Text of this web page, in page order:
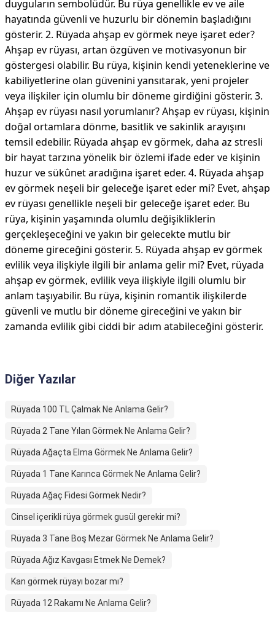
duyguların sembolüdür. Bu rüya genellikle ev ve aile
hayatında güvenli ve huzurlu bir dönemin başladığını
gösterir. 2. Rüyada ahşap ev görmek neye işaret eder?
Ahşap ev rüyası, artan özgüven ve motivasyonun bir
göstergesi olabilir. Bu rüya, kişinin kendi yeteneklerine ve
kabiliyetlerine olan güvenini yansıtarak, yeni projeler
veya ilişkiler için olumlu bir döneme girdiğini gösterir. 3.
Ahşap ev rüyası nasıl yorumlanır? Ahşap ev rüyası, kişinin
doğal ortamlara dönme, basitlik ve sakinlik arayışını
temsil edebilir. Rüyada ahşap ev görmek, daha az stresli
bir hayat tarzına yönelik bir özlemi ifade eder ve kişinin
huzur ve sükûnet aradığına işaret eder. 4. Rüyada ahşap
ev görmek neşeli bir geleceğe işaret eder mi? Evet, ahşap
ev rüyası genellikle neşeli bir geleceğe işaret eder. Bu
rüya, kişinin yaşamında olumlu değişikliklerin
gerçekleşeceğini ve yakın bir gelecekte mutlu bir
döneme gireceğini gösterir. 5. Rüyada ahşap ev görmek
evlilik veya ilişkiyle ilgili bir anlama gelir mi? Evet, rüyada
ahşap ev görmek, evlilik veya ilişkiyle ilgili olumlu bir
anlam taşıyabilir. Bu rüya, kişinin romantik ilişkilerde
güvenli ve mutlu bir döneme gireceğini ve yakın bir
zamanda evlilik gibi ciddi bir adım atabileceğini gösterir.
Diğer Yazılar
Rüyada 100 TL Çalmak Ne Anlama Gelir?
Rüyada 2 Tane Yılan Görmek Ne Anlama Gelir?
Rüyada Ağaçta Elma Görmek Ne Anlama Gelir?
Rüyada 1 Tane Karınca Görmek Ne Anlama Gelir?
Rüyada Ağaç Fidesi Görmek Nedir?
Cinsel içerikli rüya görmek gusül gerekir mi?
Rüyada 3 Tane Boş Mezar Görmek Ne Anlama Gelir?
Rüyada Ağız Kavgası Etmek Ne Demek?
Kan görmek rüyayı bozar mı?
Rüyada 12 Rakamı Ne Anlama Gelir?